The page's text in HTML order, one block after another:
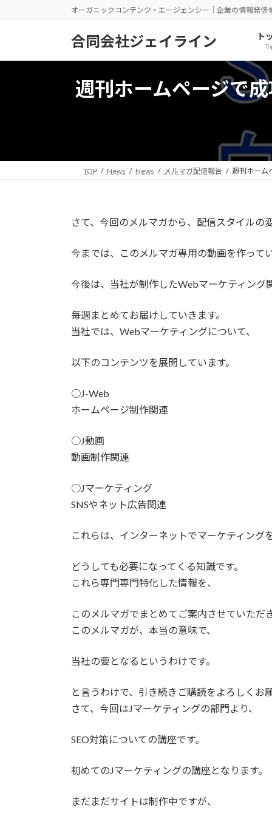
オーガニックコンテンツ・エージェンシー｜企業の情報発信
合同会社ジェイライン ト
週刊ホームページで
TOP News News メルマガ配信報告 週刊ホーム
さて、今回のメルマガから、配信スタイルの
今までは、このメルマガ専用の動画を作って
今後は、当社が制作したWebマーケティング
毎週まとめてお届けしていきます。
当社では、Webマーケティングについて、
以下のコンテンツを展開しています。
○J-Web
ホームページ制作関連
○J動画
動画制作関連
○Jマーケティング
SNSやネット広告関連
これらは、インターネットでマーケティング
どうしても必要になってくる知識です。
これら専門専門特化した情報を、
このメルマガでまとめてご案内させていただき
このメルマガが、本当の意味で、
当社の要となるというわけです。
と言うわけで、引き続きご購読をよろしくお
さて、今回はJマーケティングの部門より、
SEO対策についての講座です。
初めてのJマーケティングの講座となります。
まだまだサイトは制作中ですが、